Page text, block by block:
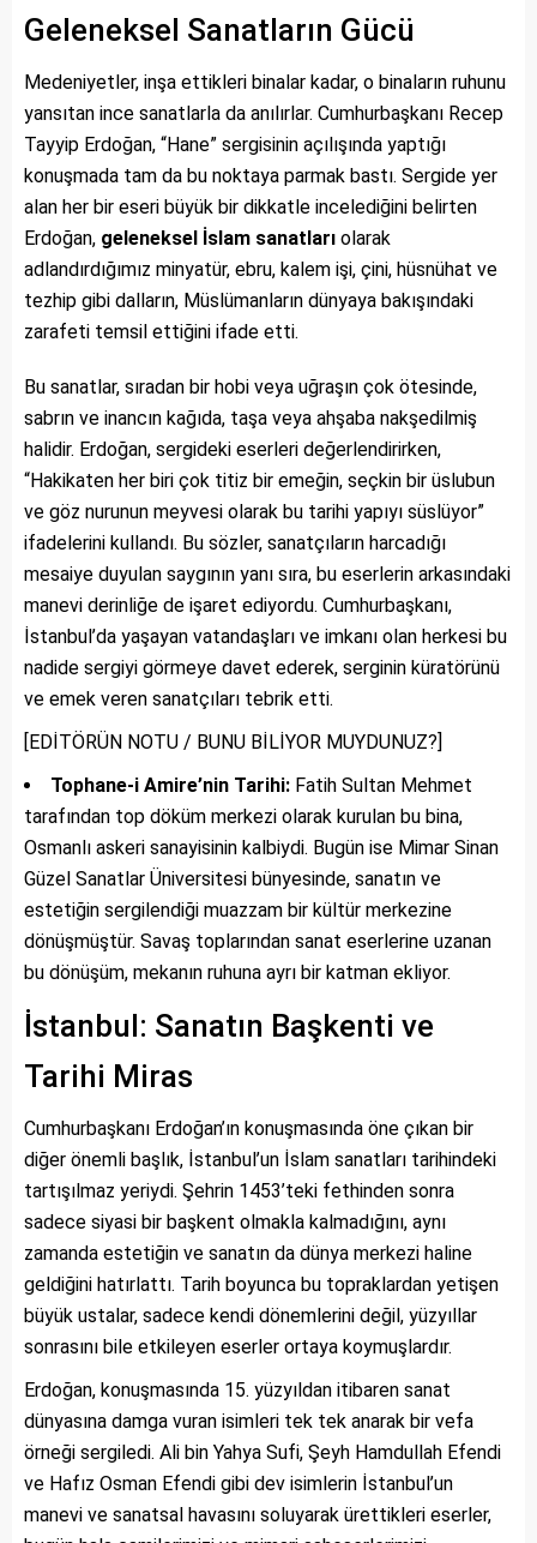
Geleneksel Sanatların Gücü
Medeniyetler, inşa ettikleri binalar kadar, o binaların ruhunu
yansıtan ince sanatlarla da anılırlar. Cumhurbaşkanı Recep
Tayyip Erdoğan, “Hane” sergisinin açılışında yaptığı
konuşmada tam da bu noktaya parmak bastı. Sergide yer
alan her bir eseri büyük bir dikkatle incelediğini belirten
Erdoğan, geleneksel İslam sanatları olarak
adlandırdığımız minyatür, ebru, kalem işi, çini, hüsnühat ve
tezhip gibi dalların, Müslümanların dünyaya bakışındaki
zarafeti temsil ettiğini ifade etti.
Bu sanatlar, sıradan bir hobi veya uğraşın çok ötesinde,
sabrın ve inancın kağıda, taşa veya ahşaba nakşedilmiş
halidir. Erdoğan, sergideki eserleri değerlendirirken,
“Hakikaten her biri çok titiz bir emeğin, seçkin bir üslubun
ve göz nurunun meyvesi olarak bu tarihi yapıyı süslüyor”
ifadelerini kullandı. Bu sözler, sanatçıların harcadığı
mesaiye duyulan saygının yanı sıra, bu eserlerin arkasındaki
manevi derinliğe de işaret ediyordu. Cumhurbaşkanı,
İstanbul’da yaşayan vatandaşları ve imkanı olan herkesi bu
nadide sergiyi görmeye davet ederek, serginin küratörünü
ve emek veren sanatçıları tebrik etti.
[EDİTÖRÜN NOTU / BUNU BİLİYOR MUYDUNUZ?]
Tophane-i Amire’nin Tarihi: Fatih Sultan Mehmet
tarafından top döküm merkezi olarak kurulan bu bina,
Osmanlı askeri sanayisinin kalbiydi. Bugün ise Mimar Sinan
Güzel Sanatlar Üniversitesi bünyesinde, sanatın ve
estetiğin sergilendiği muazzam bir kültür merkezine
dönüşmüştür. Savaş toplarından sanat eserlerine uzanan
bu dönüşüm, mekanın ruhuna ayrı bir katman ekliyor.
İstanbul: Sanatın Başkenti ve
Tarihi Miras
Cumhurbaşkanı Erdoğan’ın konuşmasında öne çıkan bir
diğer önemli başlık, İstanbul’un İslam sanatları tarihindeki
tartışılmaz yeriydi. Şehrin 1453’teki fethinden sonra
sadece siyasi bir başkent olmakla kalmadığını, aynı
zamanda estetiğin ve sanatın da dünya merkezi haline
geldiğini hatırlattı. Tarih boyunca bu topraklardan yetişen
büyük ustalar, sadece kendi dönemlerini değil, yüzyıllar
sonrasını bile etkileyen eserler ortaya koymuşlardır.
Erdoğan, konuşmasında 15. yüzyıldan itibaren sanat
dünyasına damga vuran isimleri tek tek anarak bir vefa
örneği sergiledi. Ali bin Yahya Sufi, Şeyh Hamdullah Efendi
ve Hafız Osman Efendi gibi dev isimlerin İstanbul’un
manevi ve sanatsal havasını soluyarak ürettikleri eserler,